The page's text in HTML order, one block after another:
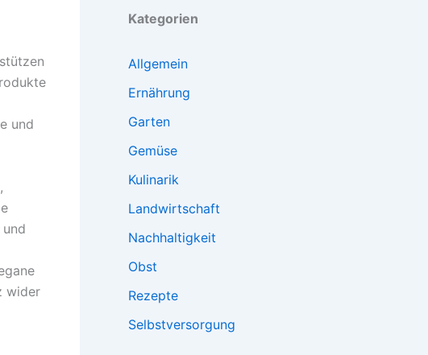
und
wider
Kategorien
Allgemein
Ernährung
Garten
Gemüse
Kulinarik
Landwirtschaft
Nachhaltigkeit
Obst
Rezepte
Selbstversorgung